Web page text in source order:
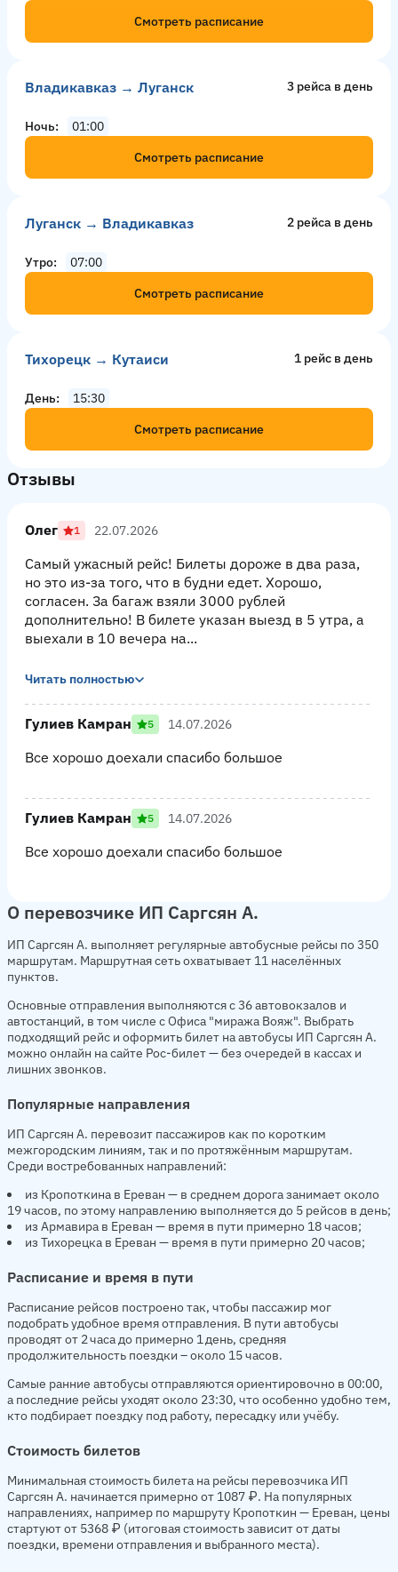
Смотреть расписание
Владикавказ → Луганск 3 рейсa в день
Ночь
01:00
Смотреть расписание
Луганск → Владикавказ 2 рейсa в день
Утро
07:00
Смотреть расписание
Тихорецк → Кутаиси 1 рейс в день
День
15:30
Смотреть расписание
Отзывы
Олег 1 22.07.2026
Самый ужасный рейс! Билеты дороже в два раза,
но это из-за того, что в будни едет. Хорошо,
согласен. За багаж взяли 3000 рублей
дополнительно! В билете указан выезд в 5 утра, а
выехали в 10 вечера на...
Читать полностью
Гулиев Камран 5 14.07.2026
Все хорошо доехали спасибо большое
Гулиев Камран 5 14.07.2026
Все хорошо доехали спасибо большое
О перевозчике ИП Саргсян А.
ИП Саргсян А. выполняет регулярные автобусные рейсы по 350
маршрутам. Маршрутная сеть охватывает 11 населённых
пунктов.
Основные отправления выполняются с 36 автовокзалов и
автостанций, в том числе с Офиса "миража Вояж". Выбрать
подходящий рейс и оформить билет на автобусы ИП Саргсян А.
можно онлайн на сайте Рос-билет — без очередей в кассах и
лишних звонков.
Популярные направления
ИП Саргсян А. перевозит пассажиров как по коротким
межгородским линиям, так и по протяжённым маршрутам.
Среди востребованных направлений:
из Кропоткина в Ереван — в среднем дорога занимает около
19 часов, по этому направлению выполняется до 5 рейсов в день;
из Армавира в Ереван — время в пути примерно 18 часов;
из Тихорецка в Ереван — время в пути примерно 20 часов;
Расписание и время в пути
Расписание рейсов построено так, чтобы пассажир мог
подобрать удобное время отправления. В пути автобусы
проводят от 2 часа до примерно 1 день, средняя
продолжительность поездки – около 15 часов.
Самые ранние автобусы отправляются ориентировочно в 00:00,
а последние рейсы уходят около 23:30, что особенно удобно тем,
кто подбирает поездку под работу, пересадку или учёбу.
Стоимость билетов
Минимальная стоимость билета на рейсы перевозчика ИП
Саргсян А. начинается примерно от 1087 ₽. На популярных
направлениях, например по маршруту Кропоткин — Ереван, цены
стартуют от 5368 ₽ (итоговая стоимость зависит от даты
поездки, времени отправления и выбранного места).